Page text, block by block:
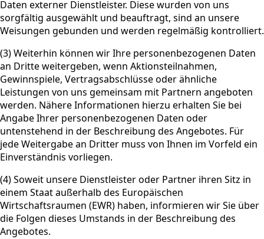
Daten externer Dienstleister. Diese wurden von uns
sorgfältig ausgewählt und beauftragt, sind an unsere
Weisungen gebunden und werden regelmäßig kontrolliert.
(3) Weiterhin können wir Ihre personenbezogenen Daten
an Dritte weitergeben, wenn Aktionsteilnahmen,
Gewinnspiele, Vertragsabschlüsse oder ähnliche
Leistungen von uns gemeinsam mit Partnern angeboten
werden. Nähere Informationen hierzu erhalten Sie bei
Angabe Ihrer personenbezogenen Daten oder
untenstehend in der Beschreibung des Angebotes. Für
jede Weitergabe an Dritter muss von Ihnen im Vorfeld ein
Einverständnis vorliegen.
(4) Soweit unsere Dienstleister oder Partner ihren Sitz in
einem Staat außerhalb des Europäischen
Wirtschaftsraumen (EWR) haben, informieren wir Sie über
die Folgen dieses Umstands in der Beschreibung des
Angebotes.